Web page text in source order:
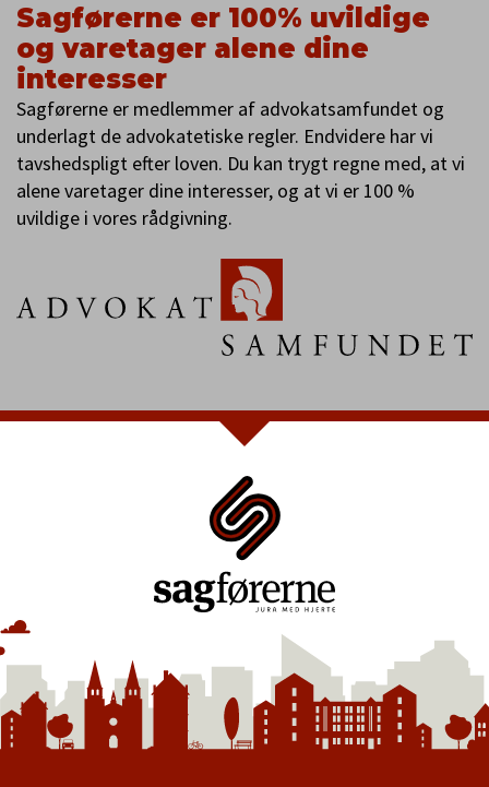
Sagførerne er 100% uvildige
og varetager alene dine
interesser
Sagførerne er medlemmer af advokatsamfundet og
underlagt de advokatetiske regler. Endvidere har vi
tavshedspligt efter loven. Du kan trygt regne med, at vi
alene varetager dine interesser, og at vi er 100 %
uvildige i vores rådgivning.